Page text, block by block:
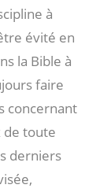
à
évité en
la Bible à
faire
concernant
de toute
derniers